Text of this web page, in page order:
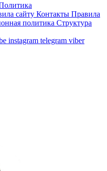
сайту Контакты Правила
политика Структура
instagram telegram viber